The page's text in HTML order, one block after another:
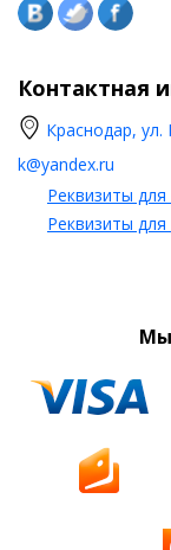
Контактная
Краснодар,
k@yandex.ru
Реквизиты
Реквизиты
Мы